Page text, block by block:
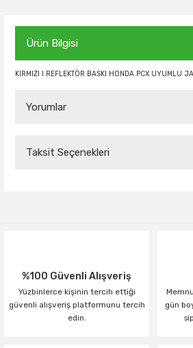
Ürün Bilgisi
KIRMIZI I REFLEKTÖR BASKI HONDA PCX UYUMLU
Yorumlar
Taksit Seçenekleri
%100 Güvenli Alışveriş
Yüzbinlerce kişinin tercih ettiği
güvenli alışveriş platformunu tercih
edin.
gün